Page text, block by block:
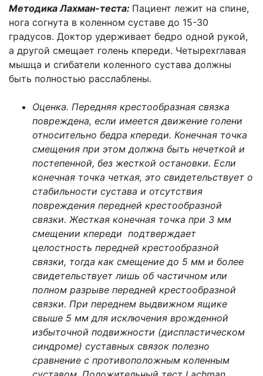
Методика Лахман-теста: Пациент лежит на спине,
нога согнута в коленном суставе до 15-30
градусов. Доктор удерживает бедро одной рукой,
а другой смещает голень кпереди. Четырехглавая
мышца и сгибатели коленного сустава должны
быть полностью расслаблены.
Оценка. Передняя крестообразная связка
повреждена, если имеется движение голени
относительно бедра кпереди. Конечная точка
смещения при этом должна быть нечеткой и
постепенной, без жесткой остановки. Если
конечная точка четкая, это свидетельствует о
стабильности сустава и отсутствия
повреждения передней крестообразной
связки. Жесткая конечная точка при 3 мм
смещении кпереди подтверждает
целостность передней крестообразной
связки, тогда как смещение до 5 мм и более
свидетельствует лишь об частичном или
полном разрыве передней крестообразной
связки. При переднем выдвижном ящике
свыше 5 мм для исключения врожденной
избыточной подвижности (диспластическом
синдроме) суставных связок полезно
сравнение с противоположным коленным